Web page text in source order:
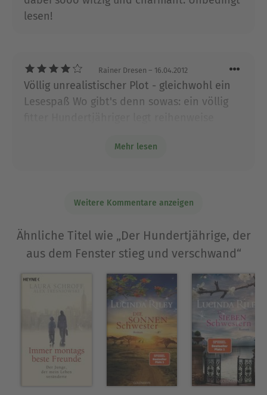
lesen!
Rainer Dresen – 16.04.2012
Völlig unrealistischer Plot - gleichwohl ein
Lesespaß Wo gibt's denn sowas: ein völlig
hat, obwohl selbst völlig unpolitisch, früher
des Autors und der Charme des Buches
Leser zwar mitunter stellt, man aber
totzdem vom Sog der Erzählung erfasst
wird. Vielleicht keine wirklich große
Literatur, aber ganz sicher ein großes
Mehr lesen
Weitere Kommentare anzeigen
Ähnliche Titel wie „Der Hundertjährige, der
aus dem Fenster stieg und verschwand“